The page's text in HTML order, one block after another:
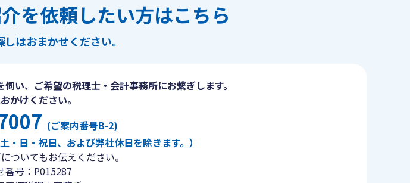
を依頼したい方はこちら
しはおまかせください。
い、ご希望の税理士・会計事務所にお繋ぎします。
かけください。
(ご案内番号B-2)
日・祝日、および弊社休日を除きます。）
ついてもお伝えください。
番号：P015287